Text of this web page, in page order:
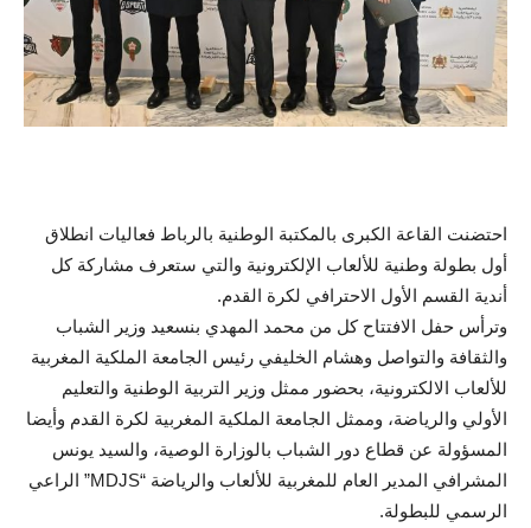
احتضنت القاعة الكبرى بالمكتبة الوطنية بالرباط فعاليات انطلاق
أول بطولة وطنية للألعاب الإلكترونية والتي ستعرف مشاركة كل
أندية القسم الأول الاحترافي لكرة القدم.
وترأس حفل الافتتاح كل من محمد المهدي بنسعيد وزير الشباب
والثقافة والتواصل وهشام الخليفي رئيس الجامعة الملكية المغربية
للألعاب الالكترونية، بحضور ممثل وزير التربية الوطنية والتعليم
الأولي والرياضة، وممثل الجامعة الملكية المغربية لكرة القدم وأيضا
المسؤولة عن قطاع دور الشباب بالوزارة الوصية، والسيد يونس
المشرافي المدير العام للمغربية للألعاب والرياضة “MDJS” الراعي
الرسمي للبطولة.